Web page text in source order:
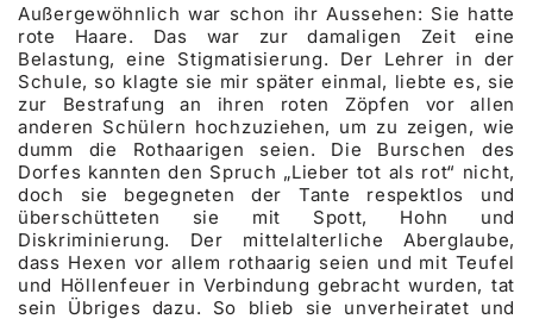
Außergewöhnlich war schon ihr Aussehen: Sie hatte
rote Haare. Das war zur damaligen Zeit eine
Belastung, eine Stigmatisierung. Der Lehrer in der
Schule, so klagte sie mir später einmal, liebte es, sie
zur Bestrafung an ihren roten Zöpfen vor allen
anderen Schülern hochzuziehen, um zu zeigen, wie
dumm die Rothaarigen seien. Die Burschen des
Dorfes kannten den Spruch „Lieber tot als rot“ nicht,
doch sie begegneten der Tante respektlos und
überschütteten sie mit Spott, Hohn und
Diskriminierung. Der mittelalterliche Aberglaube,
dass Hexen vor allem rothaarig seien und mit Teufel
und Höllenfeuer in Verbindung gebracht wurden, tat
sein Übriges dazu. So blieb sie unverheiratet und